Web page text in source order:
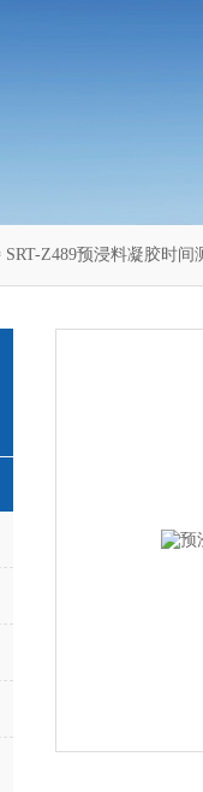
SRT-Z489预浸料凝胶时